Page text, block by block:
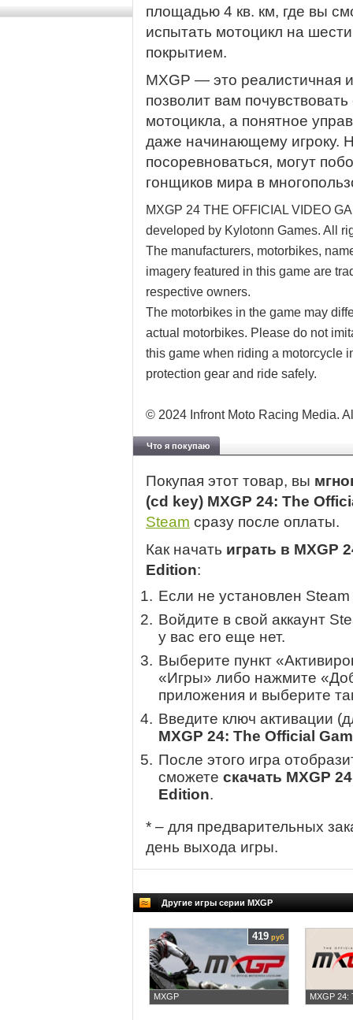
площадью 4 кв. км, где вы
испытать мотоцикл на
покрытием.
MXGP — это реалистичная
позволит вам
мотоцикла, а понятное
даже начинающему игроку.
посоревноваться, могут
гонщиков мира в
MXGP 24 THE OFFICIAL VIDEO
developed by Kylotonn Games. All
The manufacturers, motorbikes,
imagery featured in this game are
respective owners.
The motorbikes in the game may
actual motorbikes. Please do not
this game when riding a motorcycle
protection gear and ride safely.
© 2024 Infront Moto Racing Media.
Что я покупаю
Покупая этот товар, вы
(cd key) MXGP 24: The
Steam сразу после оплаты.
Как начать играть в MXGP
Edition:
Если не установлен
Войдите в свой аккаунт
у вас его еще нет.
Выберите пункт
«Игры» либо нажмите
приложения и выберите
Введите ключ активации
MXGP 24: The Official
После этого игра
сможете скачать MXGP
Edition.
* – для предварительных
день выхода игры.
Другие игры серии MXGP
MXGP
419 руб
MXGP 24: